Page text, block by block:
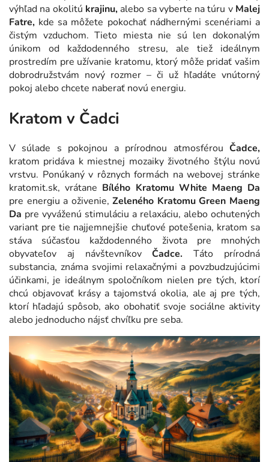
výhľad na okolitú krajinu,alebo sa vyberte na túru v Malej
Fatre, kde sa môžete pokochať nádhernými scenériami a
čistým vzduchom. Tieto miesta nie sú len dokonalým
únikom od každodenného stresu, ale tiež ideálnym
prostredím pre užívanie kratomu, ktorý môže pridať vašim
dobrodružstvám nový rozmer – či už hľadáte vnútorný
pokoj alebo chcete naberať novú energiu.
Kratom v Čadci
V súlade s pokojnou a prírodnou atmosférou Čadce,
kratom pridáva k miestnej mozaiky životného štýlu novú
vrstvu. Ponúkaný v rôznych formách na webovej stránke
kratomit.sk, vrátane Bílého Kratomu White Maeng Da
pre energiu a oživenie, Zeleného Kratomu Green Maeng
Da pre vyváženú stimuláciu a relaxáciu, alebo ochutených
variant pre tie najjemnejšie chuťové potešenia, kratom sa
stáva súčasťou každodenného života pre mnohých
obyvateľov aj návštevníkovČadce. Táto prírodná
substancia, známa svojimi relaxačnými a povzbudzujúcimi
účinkami, je ideálnym spoločníkom nielen pre tých, ktorí
chcú objavovať krásy a tajomstvá okolia, ale aj pre tých,
ktorí hľadajú spôsob, ako obohatiť svoje sociálne aktivity
alebo jednoducho nájsť chvíľku pre seba.